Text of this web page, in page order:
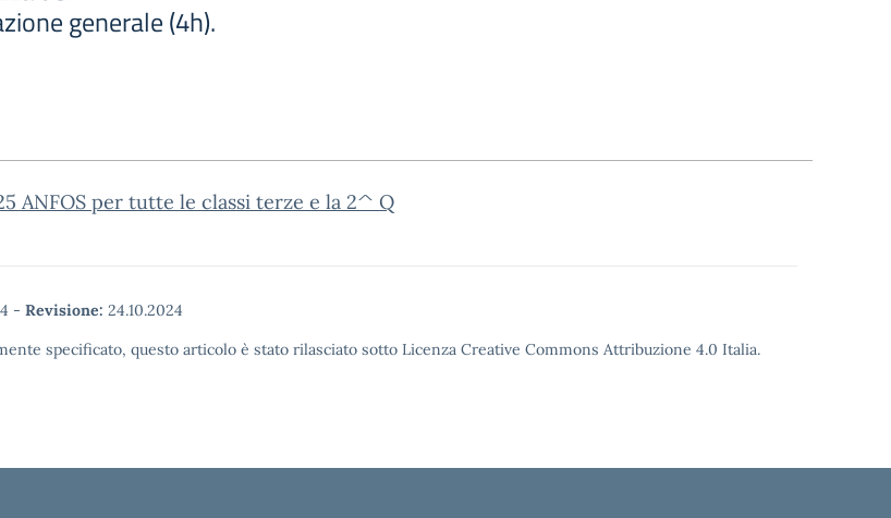
generale (4h).
ANFOS per tutte le classi terze e la 2^ Q
- Revisione: 24.10.2024
specificato, questo articolo è stato rilasciato sotto Licenza Creative Commons Attribuzione 4.0 Italia.